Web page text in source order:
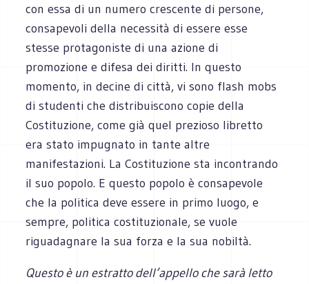
con essa di un numero crescente di persone,
consapevoli della necessità di essere esse
stesse protagoniste di una azione di
promozione e difesa dei diritti. In questo
momento, in decine di città, vi sono flash mobs
di studenti che distribuiscono copie della
Costituzione, come già quel prezioso libretto
era stato impugnato in tante altre
manifestazioni. La Costituzione sta incontrando
il suo popolo. E questo popolo è consapevole
che la politica deve essere in primo luogo, e
sempre, politica costituzionale, se vuole
riguadagnare la sua forza e la sua nobiltà.
Questo è un estratto dell’appello che sarà letto